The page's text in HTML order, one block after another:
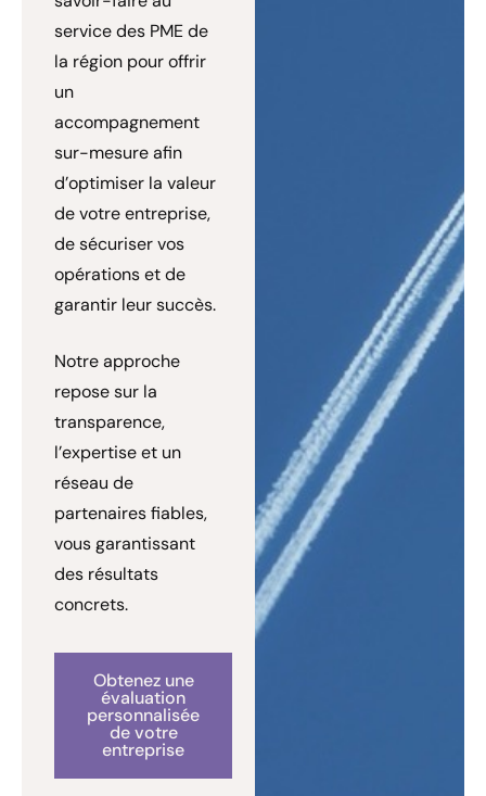
service des PME de
la région pour offrir
un
accompagnement
sur-mesure afin
d’optimiser la valeur
de votre entreprise,
de sécuriser vos
opérations et de
garantir leur succès.
Notre approche
repose sur la
transparence,
l’expertise et un
réseau de
partenaires fiables,
vous garantissant
des résultats
concrets.
Obtenez une
évaluation
personnalisée
de votre
entreprise